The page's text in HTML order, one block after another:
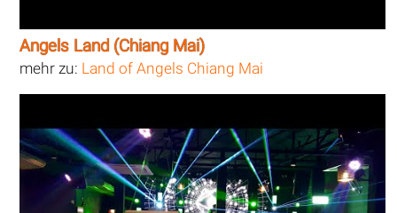
Angels Land (Chiang Mai)
mehr zu: Land of Angels Chiang Mai